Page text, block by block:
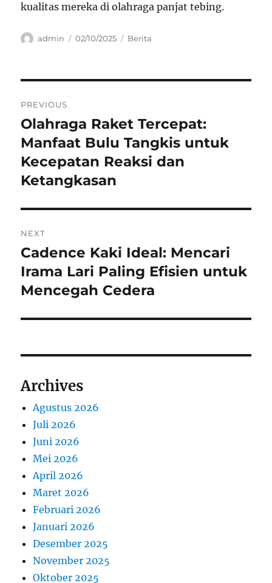
kualitas mereka di olahraga panjat tebing.
Author
admin
Posted
02/10/2025 Categories
Berita
pos
PREVIOUS
Previous
post:
Olahraga Raket Tercepat:
Manfaat Bulu Tangkis untuk
Kecepatan Reaksi dan
Ketangkasan
NEXT
Next
post:
Cadence Kaki Ideal: Mencari
Irama Lari Paling Efisien untuk
Mencegah Cedera
Archives
Agustus 2026
Juli 2026
Juni 2026
Mei 2026
April 2026
Maret 2026
Februari 2026
Januari 2026
Desember 2025
November 2025
Oktober 2025